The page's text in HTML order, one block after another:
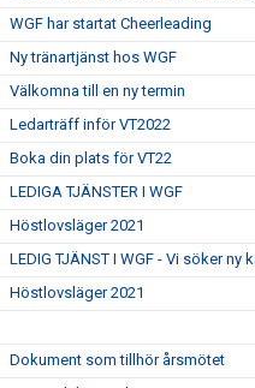
WGF har startat Cheerleading
Ny tränartjänst hos WGF
Välkomna till en ny termin
Ledarträff inför VT2022
Boka din plats för VT22
LEDIGA TJÄNSTER I WGF
Höstlovsläger 2021
LEDIG TJÄNST I WGF - Vi söker ny
Höstlovsläger 2021
Dokument som tillhör årsmötet